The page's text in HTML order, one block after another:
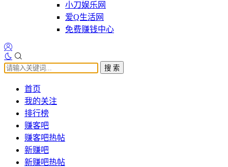
小刀娱乐网
爱Q生活网
免费赚钱中心
搜 索
首页
我的关注
排行榜
赚客吧
赚客吧热帖
新赚吧
新赚吧热帖